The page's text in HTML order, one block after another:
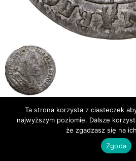
Publikacje
© Newsmag WordPress
Ta strona korzysta z ciasteczek
najwyższym poziomie. Dalsze
że zgadzasz się na
Zgoda